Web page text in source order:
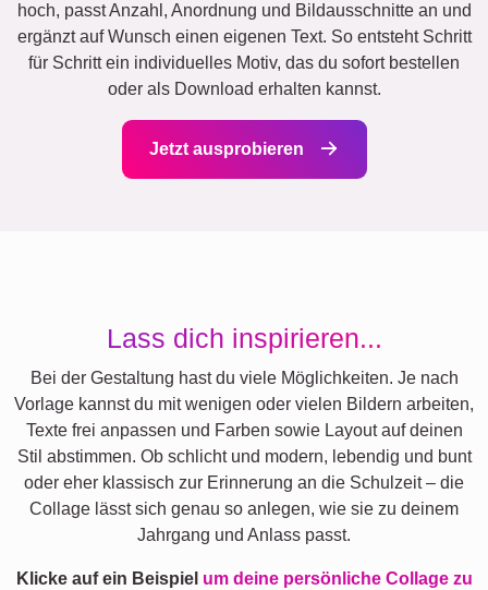
hoch, passt Anzahl, Anordnung und Bildausschnitte an und
ergänzt auf Wunsch einen eigenen Text. So entsteht Schritt
für Schritt ein individuelles Motiv, das du sofort bestellen
oder als Download erhalten kannst.
Jetzt ausprobieren
Lass dich inspirieren...
Bei der Gestaltung hast du viele Möglichkeiten. Je nach
Vorlage kannst du mit wenigen oder vielen Bildern arbeiten,
Texte frei anpassen und Farben sowie Layout auf deinen
Stil abstimmen. Ob schlicht und modern, lebendig und bunt
oder eher klassisch zur Erinnerung an die Schulzeit – die
Collage lässt sich genau so anlegen, wie sie zu deinem
Jahrgang und Anlass passt.
Klicke auf ein Beispiel um deine persönliche Collage zu